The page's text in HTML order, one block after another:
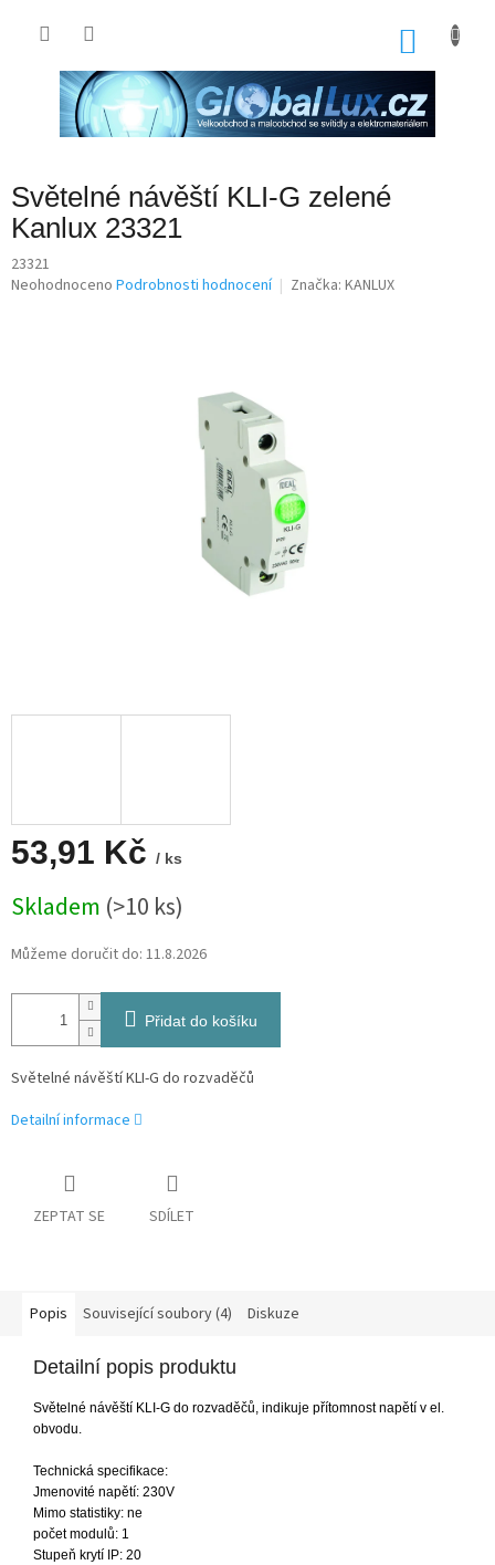
Světelné návěští KLI-G zelené
Kanlux 23321
23321
Průměrné
Neohodnoceno Podrobnosti hodnocení Značka: KANLUX
53,91 Kč / ks
cena:
Skladem (>10 ks)
Můžeme doručit do: 11.8.2026
Přidat do košíku
Světelné návěští KLI-G do rozvaděčů
Detailní informace
ZEPTAT SE SDÍLET
Popis Související soubory (4) Diskuze
Detailní popis produktu
Světelné návěští KLI-G do rozvaděčů, indikuje přítomnost napětí v el.
obvodu.
Technická specifikace:
Jmenovité napětí: 230V
Mimo statistiky: ne
počet modulů: 1
Stupeň krytí IP: 20